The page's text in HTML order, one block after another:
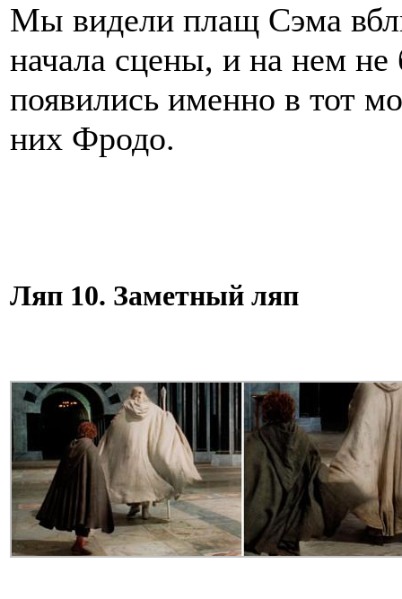
Мы видели плащ Сэма
начала сцены, и на нем
появились именно в тот
них Фродо.
Ляп 10. Заметный ляп